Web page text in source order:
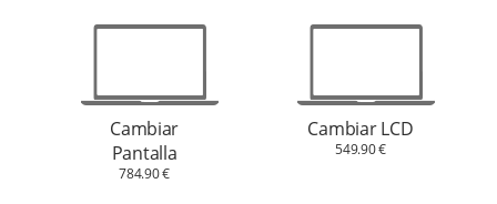
Cambiar
Pantalla
784.90 €
Cambiar LCD
549.90 €